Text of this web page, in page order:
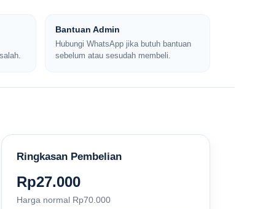
Bantuan Admin
Hubungi WhatsApp jika butuh bantuan
sebelum atau sesudah membeli.
Ringkasan Pembelian
Rp27.000
Harga normal Rp70.000